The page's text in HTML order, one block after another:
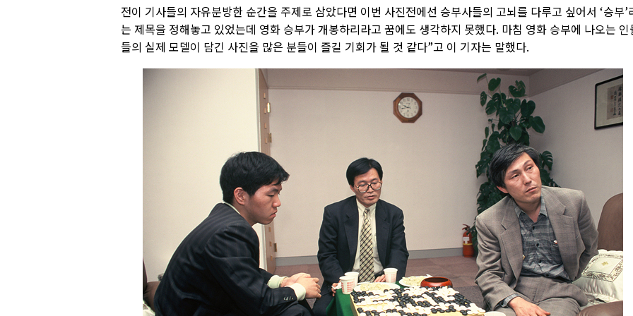
전이 기사들의 자유분방한 순간을 주제로 삼았다면 이번 사진전에선 승부사들의 고뇌를 다루고 싶어서 ‘승부’
는 제목을 정해놓고 있었는데 영화 승부가 개봉하리라고 꿈에도 생각하지 못했다. 마침 영화 승부에 나오는 인
들의 실제 모델이 담긴 사진을 많은 분들이 즐길 기회가 될 것 같다”고 이 기자는 말했다.